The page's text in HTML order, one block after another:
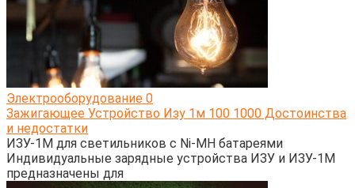
Электрооборудование 0
Зажигающее Устройство Изу 1м 100 1000 Достоинства
и недостатки
ИЗУ-1М для светильников с Ni-MH батареями
Индивидуальные зарядные устройства ИЗУ и ИЗУ-1М
предназначены для